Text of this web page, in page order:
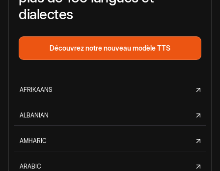
dialectes
Découvrez notre nouveau modèle TTS
AFRIKAANS
ALBANIAN
AMHARIC
ARABIC